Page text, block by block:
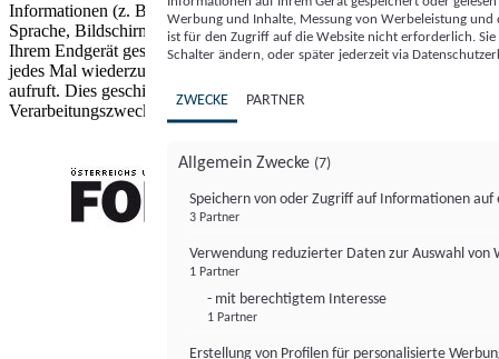
Informationen (z. B. Browsertyp und Browserinformationen,
Sprache, Bildschirmgröße, unterstützte Technologien usw.) auf
Ihrem Endgerät gespeichert oder von dort ausgelesen werden, um es
jedes Mal wiederzuerkennen, wenn es eine App oder einer Webseite
aufruft. Dies geschieht für einen oder mehrere der hier aufgeführten
Verarbeitungszwecke.
Werbung und Inhalte, Messung von Werbeleistung
ist für den Zugriff auf die Website nicht erforderlich.
Schalter ändern, oder später jederzeit via
ZWECKE PARTNER
Allgemein Zwecke (7)
Speichern von oder Zugriff auf Informationen auf
3 Partner
Verwendung reduzierter Daten zur Auswahl von
1 Partner
- mit berechtigtem Interesse
1 Partner
Erstellung von Profilen für personalisierte
FONDS professionell